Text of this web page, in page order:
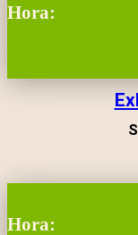
Hora:
Hora: